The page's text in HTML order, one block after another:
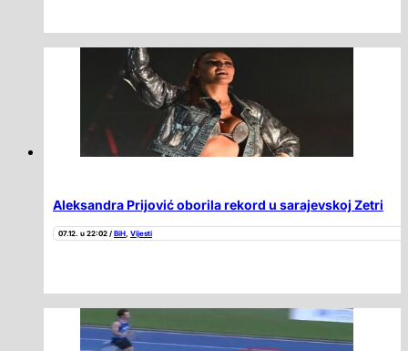
Aleksandra Prijović oborila rekord u sarajevskoj Zetri
07.12. u 22:02 / BiH, Vijesti